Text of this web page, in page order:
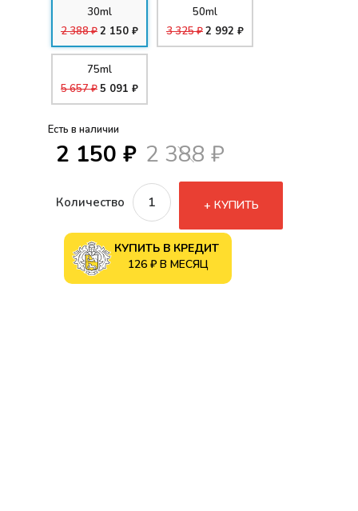
30ml
2 388 ₽2 150 ₽
50ml
3 325 ₽2 992 ₽
75ml
5 657 ₽5 091 ₽
Есть в наличии
2 150 ₽ 2 388 ₽
Количество КУПИТЬ
КУПИТЬ В КРЕДИТ
126 ₽ В МЕСЯЦ